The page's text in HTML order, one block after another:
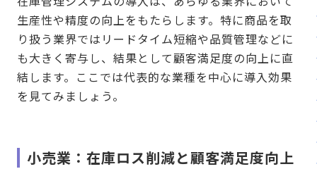
生産性や精度の向上をもたらします。特に商品を取
り扱う業界ではリードタイム短縮や品質管理などに
も大きく寄与し、結果として顧客満足度の向上に直
結します。ここでは代表的な業種を中心に導入効果
を見てみましょう。
小売業：在庫ロス削減と顧客満足度向上